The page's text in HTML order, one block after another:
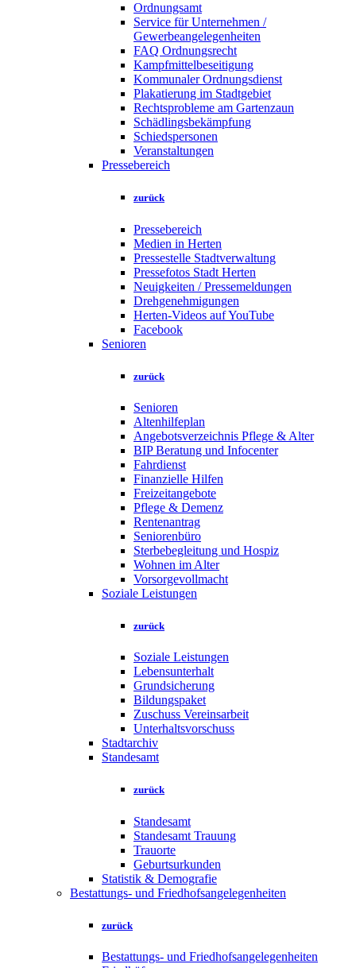
Ordnungsamt
Service für Unternehmen /
Gewerbeangelegenheiten
FAQ Ordnungsrecht
Kampfmittelbeseitigung
Kommunaler Ordnungsdienst
Plakatierung im Stadtgebiet
Rechtsprobleme am Gartenzaun
Schädlingsbekämpfung
Schiedspersonen
Veranstaltungen
Pressebereich
zurück
Pressebereich
Medien in Herten
Pressestelle Stadtverwaltung
Pressefotos Stadt Herten
Neuigkeiten / Pressemeldungen
Drehgenehmigungen
Herten-Videos auf YouTube
Facebook
Senioren
zurück
Senioren
Altenhilfeplan
Angebotsverzeichnis Pflege & Alter
BIP Beratung und Infocenter
Fahrdienst
Finanzielle Hilfen
Freizeitangebote
Pflege & Demenz
Rentenantrag
Seniorenbüro
Sterbebegleitung und Hospiz
Wohnen im Alter
Vorsorgevollmacht
Soziale Leistungen
zurück
Soziale Leistungen
Lebensunterhalt
Grundsicherung
Bildungspaket
Zuschuss Vereinsarbeit
Unterhaltsvorschuss
Stadtarchiv
Standesamt
zurück
Standesamt
Standesamt Trauung
Trauorte
Geburtsurkunden
Statistik & Demografie
Bestattungs- und Friedhofsangelegenheiten
zurück
Bestattungs- und Friedhofsangelegenheiten